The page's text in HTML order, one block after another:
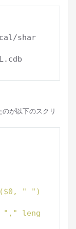
shar
が以下のスクリ